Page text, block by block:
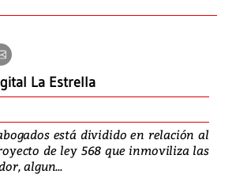
La Estrella
está dividido en relación al
de ley 568 que inmoviliza las
algun...